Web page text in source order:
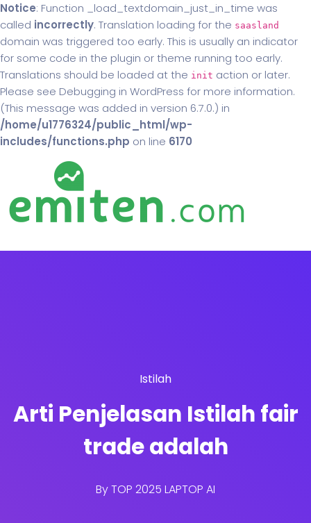
Notice: Function _load_textdomain_just_in_time was
called incorrectly. Translation loading for the saasland
domain was triggered too early. This is usually an indicator
for some code in the plugin or theme running too early.
Translations should be loaded at the init action or later.
Please see Debugging in WordPress for more information.
(This message was added in version 6.7.0.) in
/home/u1776324/public_html/wp-
includes/functions.php on line 6170
Istilah
Arti Penjelasan Istilah fair
trade adalah
ByTOP 2025 LAPTOP AI